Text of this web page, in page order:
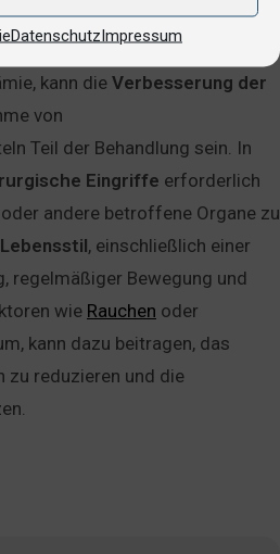
DatenschutzImpressum
sicherzustellen. Bei
zurückzuführen
kann die Verbesserung der
von
Teil der Behandlung sein. In
Eingriffe erforderlich
andere betroffene Organe zu
Lebensstil, einschließlich einer
regelmäßiger Bewegung und
wie Rauchen oder
kann dazu beitragen, das
zu reduzieren und die